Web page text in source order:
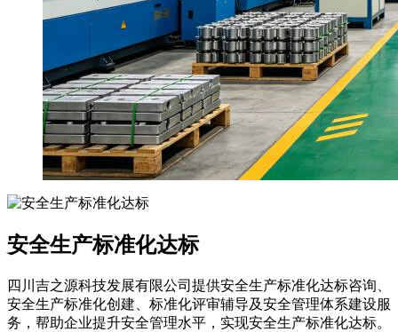
安全生产标准化达标
四川吉之源科技发展有限公司提供安全生产标准化达标咨询、
安全生产标准化创建、标准化评审辅导及安全管理体系建设服
务，帮助企业提升安全管理水平，实现安全生产标准化达标。